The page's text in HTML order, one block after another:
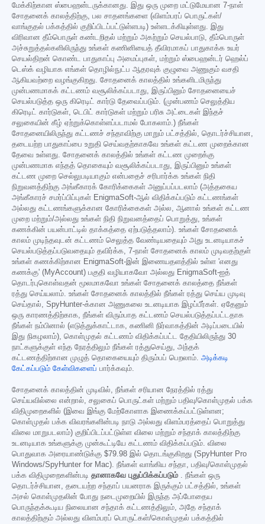
மேக்கிற்கான ஸ்பைஹன்டருக்கானது. இது ஒரு முறை மட்டுமேயான 7-நாள்
சோதனைக் காலத்திற்கு, பல சாதனங்களை (விளம்பரப் பொருட்கள்/
வாங்குதல் பக்கத்தில் குறிப்பிடப்பட்டுள்ளபடி) உள்ளடக்கியுள்ளது. இது
விரிவான தீம்பொருள் கண்டறிதல் மற்றும் அகற்றும் செயல்பாடு, தீம்பொருள்
அச்சுறுத்தல்களிலிருந்து உங்கள் கணினியைத் தீவிரமாகப் பாதுகாக்க உயர்
செயல்திறன் கொண்ட பாதுகாப்பு அமைப்புகள், மற்றும் ஸ்பைஹன்டர் ஹெல்ப்
டெஸ்க் வழியாக எங்கள் தொழில்நுட்ப ஆதரவுக் குழுவை அணுகும் வசதி
ஆகியவற்றை வழங்குகிறது. சோதனைக் காலத்தில் உங்களிடமிருந்து
முன்பணமாகக் கட்டணம் வசூலிக்கப்படாது, இருப்பினும் சோதனையைச்
செயல்படுத்த ஒரு கிரெடிட் கார்டு தேவைப்படும். (முன்பணம் செலுத்திய
கிரெடிட் கார்டுகள், டெபிட் கார்டுகள் மற்றும் பரிசு அட்டைகள் இந்தச்
சலுகையின் கீழ் ஏற்றுக்கொள்ளப்படாமல் போகலாம்.) நீங்கள்
சோதனையிலிருந்து கட்டணச் சந்தாவிற்கு மாறும் பட்சத்தில், தொடர்ச்சியான,
தடையற்ற பாதுகாப்பை உறுதி செய்வதற்காகவே உங்கள் கட்டண முறைக்கான
தேவை உள்ளது. சோதனைக் காலத்தில் உங்கள் கட்டண முறைக்கு
முன்பணமாக எந்தத் தொகையும் வசூலிக்கப்படாது, இருப்பினும் உங்கள்
கட்டண முறை செல்லுபடியாகும் என்பதைச் சரிபார்க்க உங்கள் நிதி
நிறுவனத்திற்கு அங்கீகாரக் கோரிக்கைகள் அனுப்பப்படலாம் (அத்தகைய
அங்கீகாரச் சமர்ப்பிப்புகள் EnigmaSoft-ஆல் விதிக்கப்படும் கட்டணங்கள்
அல்லது கட்டணங்களுக்கான கோரிக்கைகள் அல்ல, ஆனால் உங்கள் கட்டண
முறை மற்றும்/அல்லது உங்கள் நிதி நிறுவனத்தைப் பொறுத்து, உங்கள்
கணக்கின் பயன்பாட்டில் தாக்கத்தை ஏற்படுத்தலாம்). உங்கள் சோதனைக்
காலம் முடிந்தவுடன் கட்டணம் செலுத்த வேண்டியதையும் அது உடனடியாகச்
செயல்படுத்தப்படுவதையும் தவிர்க்க, 7-நாள் சோதனைக் காலம் முடிவதற்குள்
உங்கள் கணக்கிற்கான EnigmaSoft-இன் இணையதளத்தில் உள்ள 'எனது
கணக்கு' (MyAccount) பகுதி வழியாகவோ அல்லது EnigmaSoft-ஐத்
தொடர்புகொள்வதன் மூலமாகவோ உங்கள் சோதனைக் காலத்தை நீங்கள்
ரத்து செய்யலாம். உங்கள் சோதனைக் காலத்தில் நீங்கள் ரத்து செய்ய முடிவு
செய்தால், SpyHunter-க்கான அணுகலை உடனடியாக இழப்பீர்கள். ஏதேனும்
ஒரு காரணத்திற்காக, நீங்கள் விரும்பாத கட்டணம் செயல்படுத்தப்பட்டதாக
நீங்கள் நம்பினால் (எடுத்துக்காட்டாக, கணினி நிர்வாகத்தின் அடிப்படையில்
இது நிகழலாம்), கொள்முதல் கட்டணம் விதிக்கப்பட்ட தேதியிலிருந்து 30
நாட்களுக்குள் எந்த நேரத்திலும் நீங்கள் ரத்துசெய்து, அந்தக்
கட்டணத்திற்கான முழுத் தொகையையும் திரும்பப் பெறலாம். அடிக்கடி
கேட்கப்படும் கேள்விகளைப் பார்க்கவும்.
சோதனைக் காலத்தின் முடிவில், நீங்கள் சரியான நேரத்தில் ரத்து
செய்யவில்லை என்றால், சலுகைப் பொருட்கள் மற்றும் பதிவு/கொள்முதல் பக்க
விதிமுறைகளில் (இவை இங்கு மேற்கோளாக இணைக்கப்பட்டுள்ளன;
கொள்முதல் பக்க விவரங்களின்படி நாடு அல்லது விளம்பரத்தைப் பொறுத்து
விலை மாறுபடலாம்) குறிப்பிடப்பட்டுள்ள விலை மற்றும் சந்தாக் காலத்திற்கு
உடனடியாக உங்களுக்கு முன்கூட்டியே கட்டணம் விதிக்கப்படும். விலை
பொதுவாக அரையாண்டுக்கு $79.98 இல் தொடங்குகிறது (SpyHunter Pro
Windows/SpyHunter for Mac). நீங்கள் வாங்கிய சந்தா, பதிவு/கொள்முதல்
பக்க விதிமுறைகளின்படி தானாகவே புதுப்பிக்கப்படும் . நீங்கள் ஒரு
தொடர்ச்சியான, தடையற்ற சந்தாப் பயனராக இருக்கும் பட்சத்தில், உங்கள்
அசல் கொள்முதலின் போது நடைமுறையில் இருந்த அப்போதைய
பொருந்தக்கூடிய நிலையான சந்தாக் கட்டணத்திலும், அதே சந்தாக்
காலத்திற்கும் அல்லது விளம்பரப் பொருட்கள்/கொள்முதல் பக்கத்தில்